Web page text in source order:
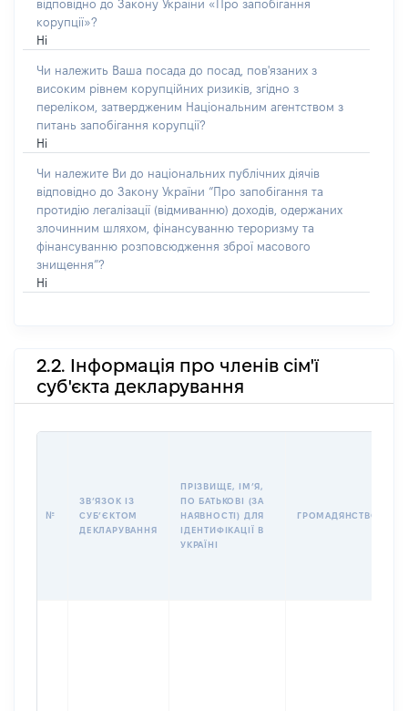
відповідно до Закону України «Про запобігання
корупції»?
Ні
Чи належить Ваша посада до посад, пов'язаних з
високим рівнем корупційних ризиків, згідно з
переліком, затвердженим Національним агентством з
питань запобігання корупції?
Ні
Чи належите Ви до національних публічних діячів
відповідно до Закону України “Про запобігання та
протидію легалізації (відмиванню) доходів, одержаних
злочинним шляхом, фінансуванню тероризму та
фінансуванню розповсюдження зброї масового
знищення”?
Ні
2.2. Інформація про членів сім'ї
суб'єкта декларування
№
ЗВʼЯЗОК ІЗ
СУБʼЄКТОМ
ДЕКЛАРУВАННЯ
ПРІЗВИЩЕ, ІМʼЯ,
ПО БАТЬКОВІ (ЗА
НАЯВНОСТІ) ДЛЯ
ІДЕНТИФІКАЦІЇ В
УКРАЇНІ
ГРОМАДЯНСТВО